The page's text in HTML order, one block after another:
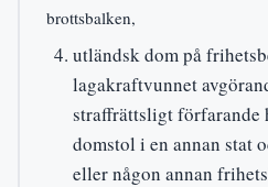
brottsbalken,
utländsk dom på
lagakraftvunnet
straffrättsligt förfarande
domstol i en annan stat
eller någon annan